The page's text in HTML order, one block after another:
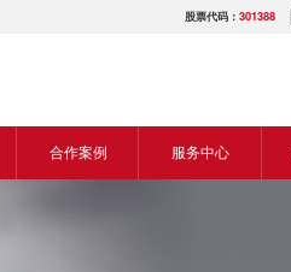
股票代码：301388
合作案例
食品机械行业
服务中心